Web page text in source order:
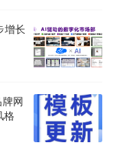
增长
网
格